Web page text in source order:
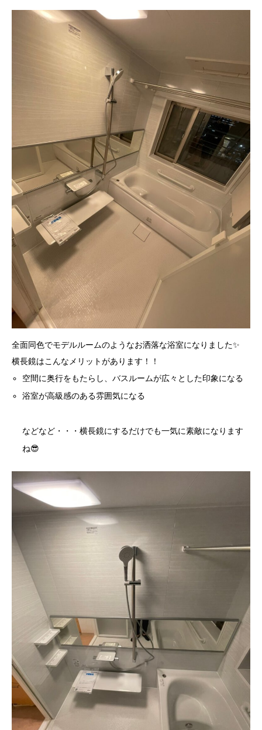
全面同色でモデルルームのようなお洒落な浴室になりました✨
横長鏡はこんなメリットがあります！！
空間に奥行をもたらし、バスルームが広々とした印象になる
浴室が高級感のある雰囲気になる
などなど・・・横長鏡にするだけでも一気に素敵になります
ね😎